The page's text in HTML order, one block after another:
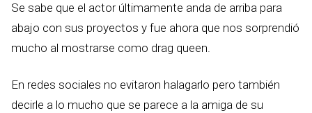
Se sabe que el actor últimamente anda de arriba para
abajo con sus proyectos y fue ahora que nos sorprendió
mucho al mostrarse como drag queen.
En redes sociales no evitaron halagarlo pero también
decirle a lo mucho que se parece a la amiga de su